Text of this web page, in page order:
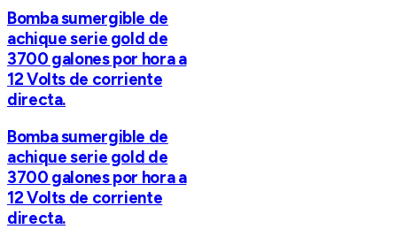
Bomba sumergible de
achique serie gold de
3700 galones por hora a
12 Volts de corriente
directa.
Bomba sumergible de
achique serie gold de
3700 galones por hora a
12 Volts de corriente
directa.